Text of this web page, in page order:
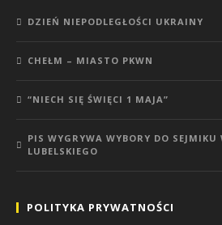
DZIEŃ NIEPODLEGŁOŚCI UKRAINY
CHEŁM – MIASTO PKWN
“NIECH SIĘ ŚWIĘCI 1 MAJA”
PIS WYGRYWA WYBORY DO SEJMIKU
LUBELSKIEGO
POLITYKA PRYWATNOŚCI